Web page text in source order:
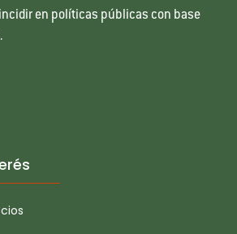
en políticas públicas con base